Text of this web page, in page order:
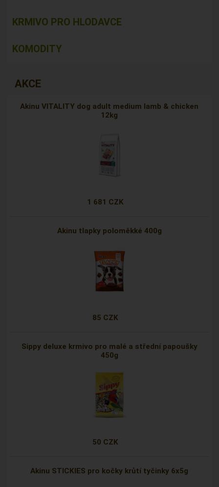
KRMIVO PRO HLODAVCE
KOMODITY
AKCE
Akinu VITALITY dog adult medium lamb & chicken
12kg
1 681 CZK
Akinu tlapky poloměkké 400g
85 CZK
Sippy deluxe krmivo pro malé a střední papoušky
450g
50 CZK
Akinu STICKIES pro kočky krůtí tyčinky 6x5g